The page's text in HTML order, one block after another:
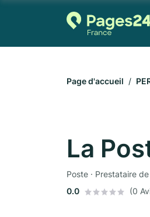
Page d'accueil
La
Poste · Prestataire
0.0
(0